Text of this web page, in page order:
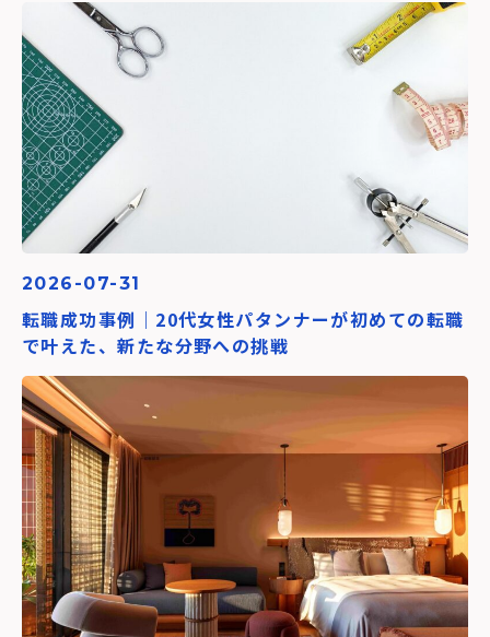
2026-07-31
転職成功事例｜20代女性パタンナーが初めての転職
で叶えた、新たな分野への挑戦